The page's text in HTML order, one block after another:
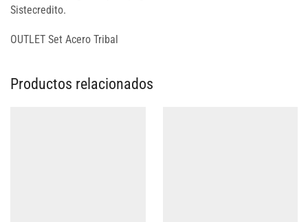
Sistecredito.
OUTLET Set Acero Tribal
Productos relacionados